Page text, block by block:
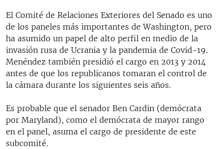
El Comité de Relaciones Exteriores del Senado es uno
de los paneles más importantes de Washington, pero
ha asumido un papel de alto perfil en medio de la
invasión rusa de Ucrania y la pandemia de Covid-19.
Menéndez también presidió el cargo en 2013 y 2014
antes de que los republicanos tomaran el control de
la cámara durante los siguientes seis años.
Es probable que el senador Ben Cardin (demócrata
por Maryland), como el demócrata de mayor rango
en el panel, asuma el cargo de presidente de este
subcomité.